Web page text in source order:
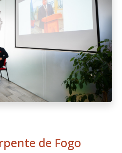
de Fogo